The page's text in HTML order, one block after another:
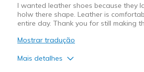
I wanted leather shoes because they
holw there shape. Leather is
entire day. Thank you for still making
Mostrar tradução
Mais detalhes